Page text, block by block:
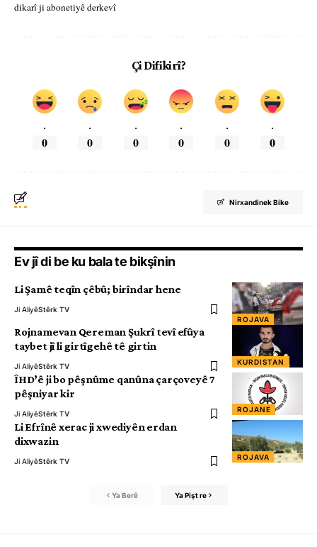
dikarî ji abonetiyê derkevî
Çi Difikirî?
.
0
.
0
.
0
.
0
.
0
.
0
Nirxandinek Bike
Ev jî di be ku bala te bikşînin
ROJAVA
Li Şamê teqîn çêbû; birîndar hene
Ji AliyêStêrk TV
KURDISTAN
Rojnamevan Qereman Şukrî tevî efûya
taybet jî li girtîgehê tê girtin
Ji AliyêStêrk TV
ROJANE
ÎHD’ê ji bo pêşnûme qanûna çarçoveyê 7
pêşniyar kir
Ji AliyêStêrk TV
ROJAVA
Li Efrînê xerac ji xwediyên erdan
dixwazin
Ji AliyêStêrk TV
Ya Berê Ya Pişt re